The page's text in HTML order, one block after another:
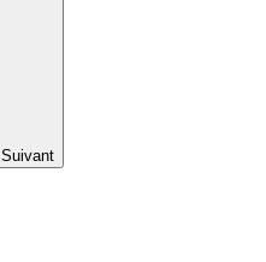
Suivant